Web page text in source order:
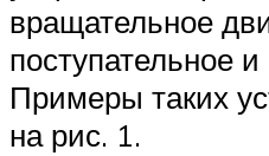
вращательное
поступательное
Примеры таких
на рис. 1.